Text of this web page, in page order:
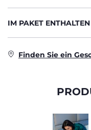
IM PAKET ENTHALTEN
Finden Sie ein